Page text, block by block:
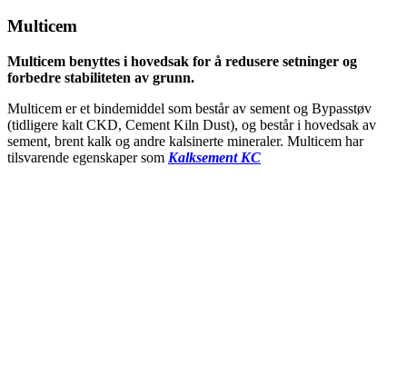
Multicem
Multicem benyttes i hovedsak for å redusere setninger og
forbedre stabiliteten av grunn.
Multicem er et bindemiddel som består av sement og Bypasstøv
(tidligere kalt CKD, Cement Kiln Dust), og består i hovedsak av
sement, brent kalk og andre kalsinerte mineraler. Multicem har
tilsvarende egenskaper som Kalksement KC